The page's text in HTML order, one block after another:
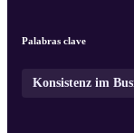
Palabras clave
Konsistenz im